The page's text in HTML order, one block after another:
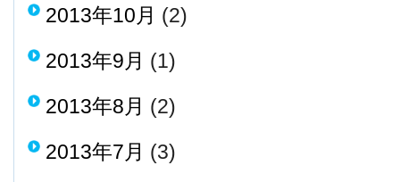
2013年10月 (2)
2013年9月 (1)
2013年8月 (2)
2013年7月 (3)